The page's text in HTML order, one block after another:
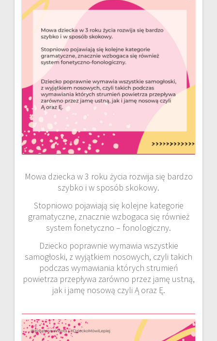
Mowa dziecka w 3 roku życia rozwija się bardzo
szybko i w sposób skokowy.
Stopniowo pojawiają się kolejne kategorie
gramatyczne, znacznie wzbogaca się również
system fonetyczno – fonologiczny.
Dziecko poprawnie wymawia wszystkie
samogłoski, z wyjątkiem nosowych, czyli takich
podczas wymawiania których strumień
powietrza przepływa zarówno przez jamę ustną,
jak i jamę nosową czyli Ą oraz Ę.